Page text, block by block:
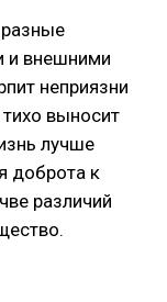
и внешними
неприязни
тихо выносит
лучше
доброта к
различий